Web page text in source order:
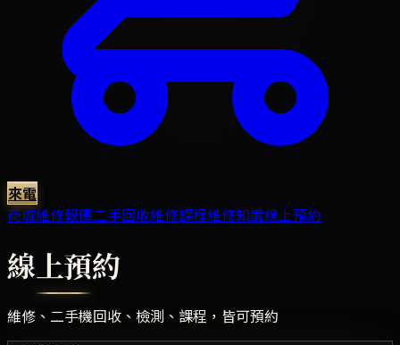
來電
商城維修報價二手回收維修課程維修知識線上預約
線上預約
維修、二手機回收、檢測、課程，皆可預約